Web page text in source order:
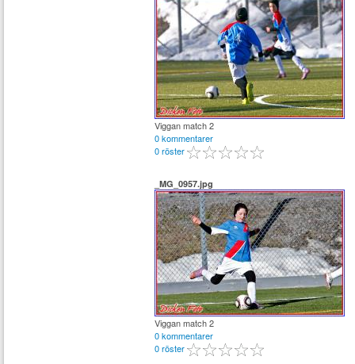
Viggan match 2
0 kommentarer
0 röster
_MG_0957.jpg
Viggan match 2
0 kommentarer
0 röster